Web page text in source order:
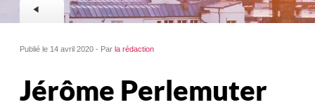
Publié le 14 avril 2020 - Parla rédaction
Jérôme Perlemuter